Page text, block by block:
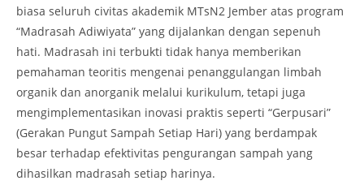
biasa seluruh civitas akademik MTsN2 Jember atas program
“Madrasah Adiwiyata” yang dijalankan dengan sepenuh
hati. Madrasah ini terbukti tidak hanya memberikan
pemahaman teoritis mengenai penanggulangan limbah
organik dan anorganik melalui kurikulum, tetapi juga
mengimplementasikan inovasi praktis seperti “Gerpusari”
(Gerakan Pungut Sampah Setiap Hari) yang berdampak
besar terhadap efektivitas pengurangan sampah yang
dihasilkan madrasah setiap harinya.